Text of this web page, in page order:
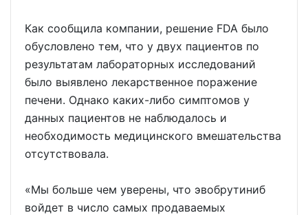
Как сообщила компании, решение FDA было
обусловлено тем, что у двух пациентов по
результатам лабораторных исследований
было выявлено лекарственное поражение
печени. Однако каких-либо симптомов у
данных пациентов не наблюдалось и
необходимость медицинского вмешательства
отсутствовала.
«Мы больше чем уверены, что эвобрутиниб
войдет в число самых продаваемых